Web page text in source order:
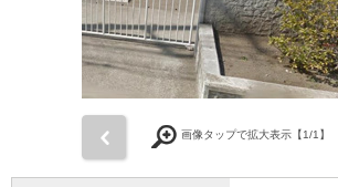
画像タップで拡大表示【1/1】